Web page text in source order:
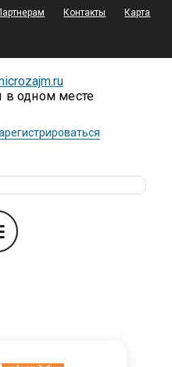
Контакты
Карта
в одном месте